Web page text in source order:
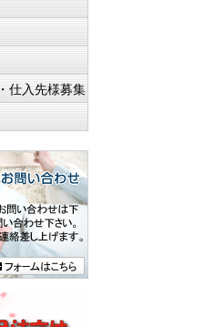
仕入先様募集